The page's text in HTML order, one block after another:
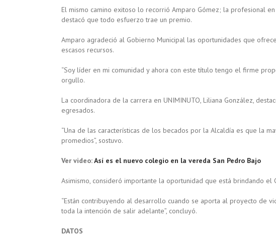
El mismo camino exitoso lo recorrió Amparo Gómez; la profesional
destacó que todo esfuerzo trae un premio.
Amparo agradeció al Gobierno Municipal las oportunidades que
escasos recursos.
“Soy líder en mi comunidad y ahora con este título tengo el firme
orgullo.
La coordinadora de la carrera en UNIMINUTO, Liliana González,
egresados.
“Una de las características de los becados por la Alcaldía es que la
promedios”, sostuvo.
Ver video:Así es el nuevo colegio en la vereda San Pedro Bajo
Asimismo, consideró importante la oportunidad que está brindando el
“Están contribuyendo al desarrollo cuando se aporta al proyecto de
toda la intención de salir adelante”, concluyó.
DATOS